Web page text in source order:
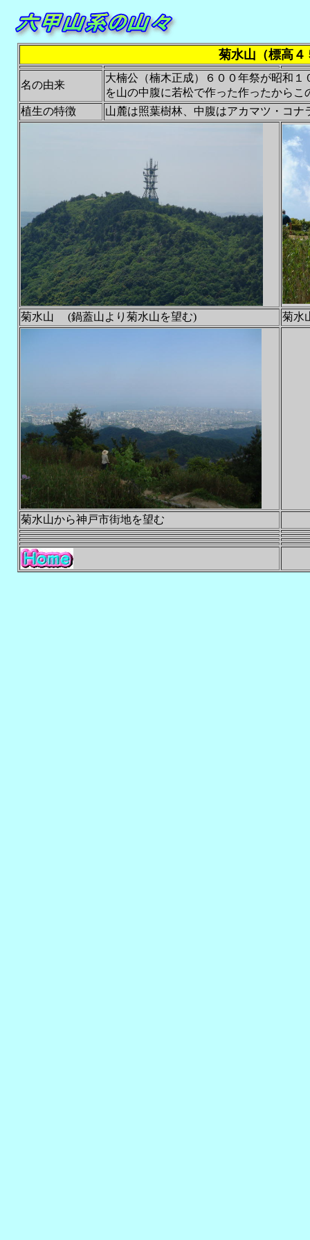
菊水山（標高
名の由来
大楠公（楠木正成）６００年祭が昭和
を山の中腹に若松で作った作ったからこ
植生の特徴
山麓は照葉樹林、中腹はアカマツ・コナ
菊水山 (鍋蓋山より菊水山を望む) 菊水
菊水山から神戸市街地を望む